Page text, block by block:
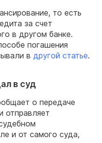
то есть
за счет
в другом банке.
погашения
в другой статье.
в суд
о передаче
отправляет
и от самого суда,